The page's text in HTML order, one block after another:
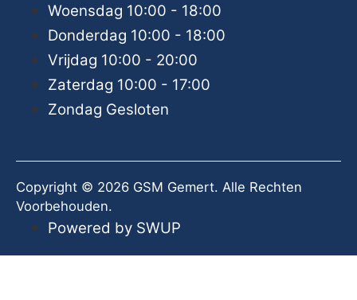
Woensdag 10:00 - 18:00
Donderdag 10:00 - 18:00
Vrijdag 10:00 - 20:00
Zaterdag 10:00 - 17:00
Zondag Gesloten
Copyright © 2026 GSM Gemert. Alle Rechten
Voorbehouden.
Powered by SWUP